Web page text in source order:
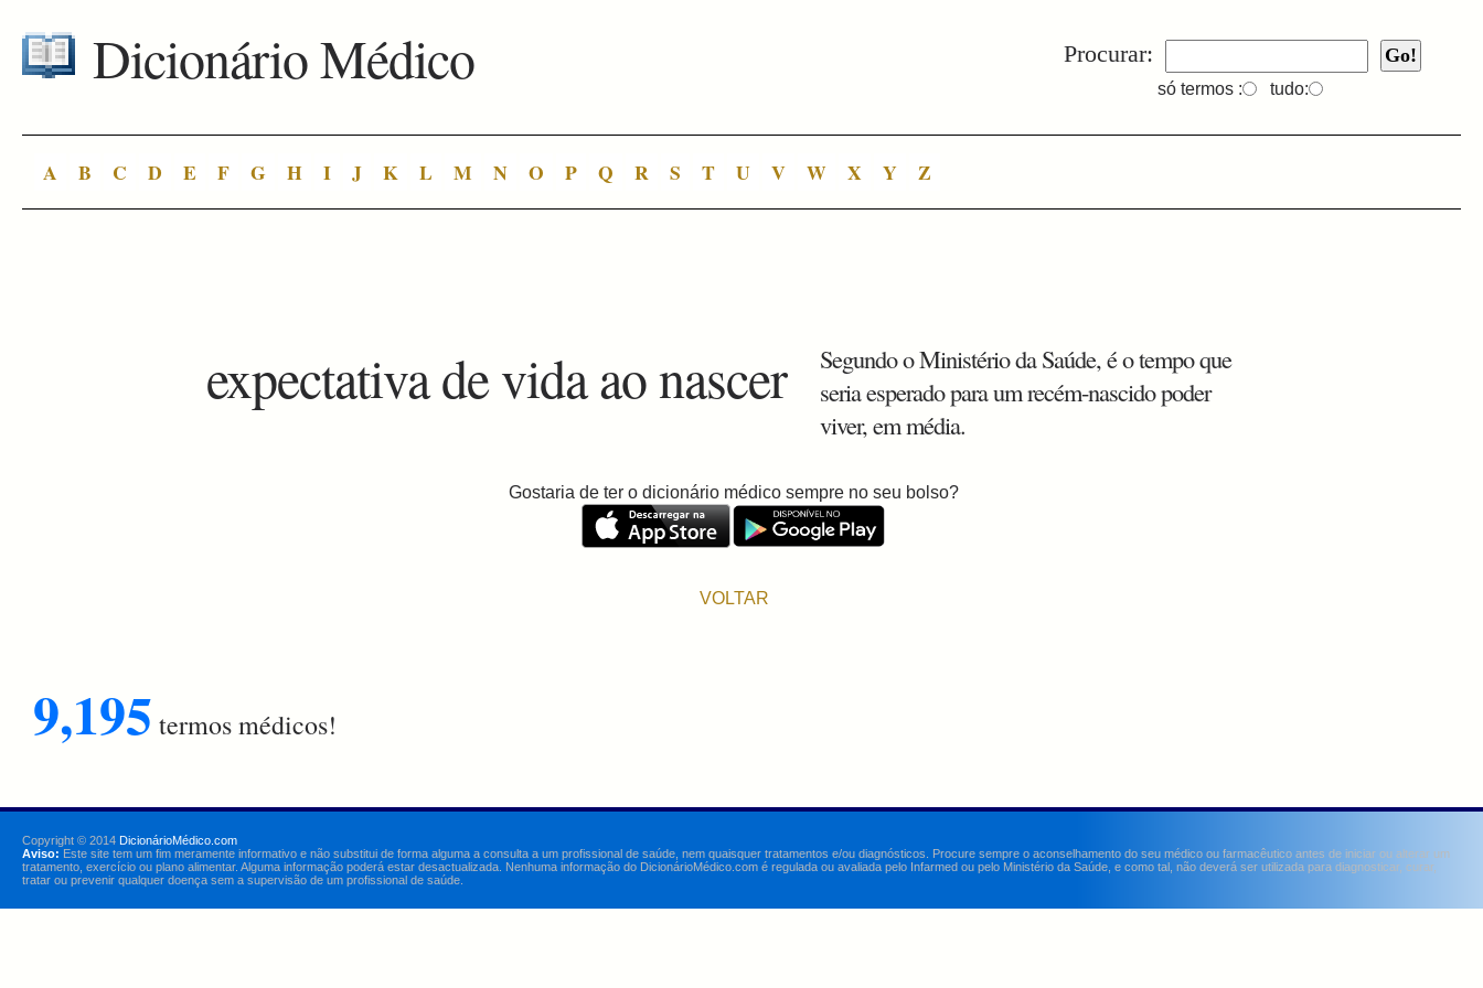
Procurar:
só termos : tudo:
Dicionário Médico
A B C D E F G H I J K L M N O P Q R S T U V W X Y Z
expectativa de vida ao nascer
Segundo o Ministério da Saúde, é o tempo que
seria esperado para um recém-nascido poder
viver, em média.
Gostaria de ter o dicionário médico sempre no seu bolso?
VOLTAR
9,195 termos médicos!
Copyright © 2014 DicionárioMédico.com
Aviso: Este site tem um fim meramente informativo e não substitui de forma alguma a consulta a um profissional de saúde, nem quaisquer tratamentos e/ou diagnósticos. Procure sempre o aconselhamento do seu médico ou farmacêutico antes de iniciar ou alterar um
tratamento, exercício ou plano alimentar. Alguma informação poderá estar desactualizada. Nenhuma informação do DicionárioMédico.com é regulada ou avaliada pelo Infarmed ou pelo Ministério da Saúde, e como tal, não deverá ser utilizada para diagnosticar, curar,
tratar ou prevenir qualquer doença sem a supervisão de um profissional de saúde.